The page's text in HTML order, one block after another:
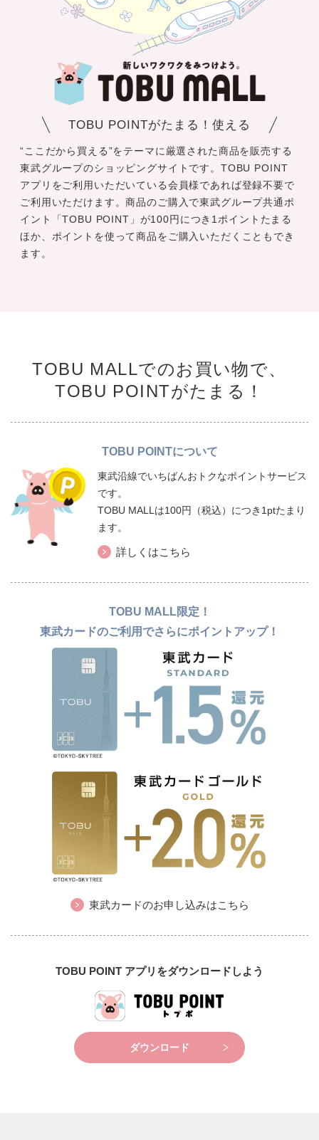
TOBU POINTがたまる！使える
“ここだから買える”をテーマに厳選された商品を販売する
東武グループのショッピングサイトです。TOBU POINT
アプリをご利用いただいている会員様であれば登録不要で
ご利用いただけます。商品のご購入で東武グループ共通ポ
イント「TOBU POINT」が100円につき1ポイントたまる
ほか、ポイントを使って商品をご購入いただくこともでき
ます。
TOBU MALLでのお買い物で、
TOBU POINTがたまる！
TOBU POINTについて
東武沿線でいちばんおトクなポイントサービス
です。
TOBU MALLは100円（税込）につき1ptたまり
ます。
詳しくはこちら
TOBU MALL限定！
東武カードのご利用でさらにポイントアップ！
東武カードのお申し込みはこちら
TOBU POINT アプリをダウンロードしよう
ダウンロード